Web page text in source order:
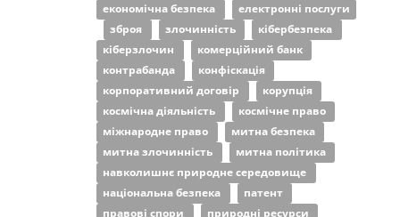
економічна безпека
електронні послуги
зброя
злочинність
кібербезпека
кіберзлочин
комерційний банк
контрабанда
конфіскація
корпоративний договір
корупція
космічна діяльність
космічне право
міжнародне право
митна безпека
митна злочинність
митна політика
навколишнє природне середовище
національна безпека
патент
правові спори
природні ресурси